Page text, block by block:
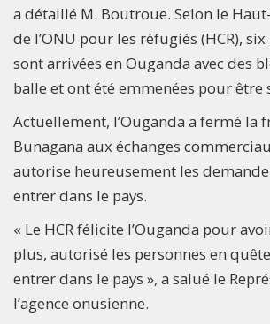
a détaillé M. Boutroue. Selon le
de l’ONU pour les réfugiés (HCR),
sont arrivées en Ouganda avec des
balle et ont été emmenées pour être
Actuellement, l’Ouganda a fermé la
Bunagana aux échanges
autorise heureusement les
entrer dans le pays.
« Le HCR félicite l’Ouganda pour
plus, autorisé les personnes en
entrer dans le pays », a salué le
l’agence onusienne.